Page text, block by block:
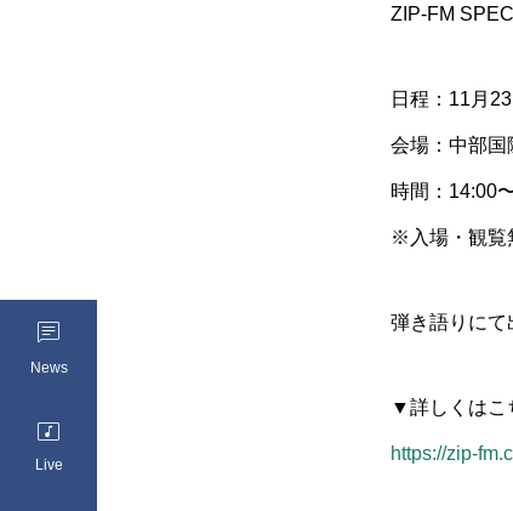
ZIP-FM
日程：11月
会場：中部国
時間：14:00
※入場・観覧
弾き語りにて
▼詳しくはこ
https://zip-

News

Live